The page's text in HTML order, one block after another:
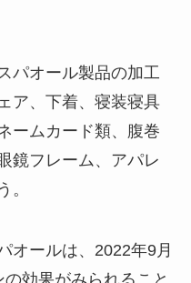
パオール製品の加工
ア、下着、寝装寝具
ームカード類、腹巻
鏡フレーム、アパレ
。
オールは、2022年9月